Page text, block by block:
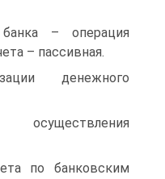
– операция
– пассивная.
денежного
по банковским